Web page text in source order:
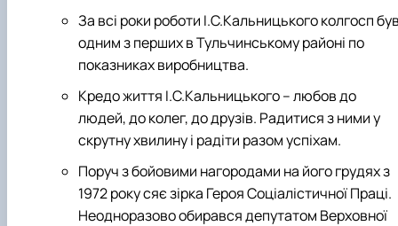
За всі роки роботи І.С.Кальницького колгосп
одним з перших в Тульчинському районі по
показниках виробництва.
Кредо життя І.С.Кальницького – любов до
людей, до колег, до друзів. Радитися з ними у
скрутну хвилину і радіти разом успіхам.
Поруч з бойовими нагородами на його грудях з
1972 року сяє зірка Героя Соціалістичної Праці.
Неодноразово обирався депутатом Верховної